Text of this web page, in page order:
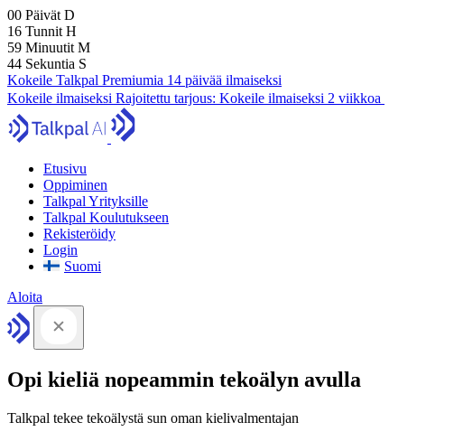
00 Päivät D
16 Tunnit H
59 Minuutit M
43 Sekuntia S
Kokeile Talkpal Premiumia 14 päivää ilmaiseksi
Kokeile ilmaiseksi Rajoitettu tarjous: Kokeile ilmaiseksi 2 viikkoa
Etusivu
Oppiminen
Talkpal Yrityksille
Talkpal Koulutukseen
Rekisteröidy
Login
Suomi
Aloita
Opi kieliä nopeammin tekoälyn avulla
Talkpal tekee tekoälystä sun oman kielivalmentajan